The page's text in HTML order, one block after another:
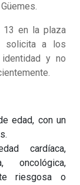
13 en la plaza
solicita a los
y no
edad, con un
cardíaca,
oncológica,
riesgosa o